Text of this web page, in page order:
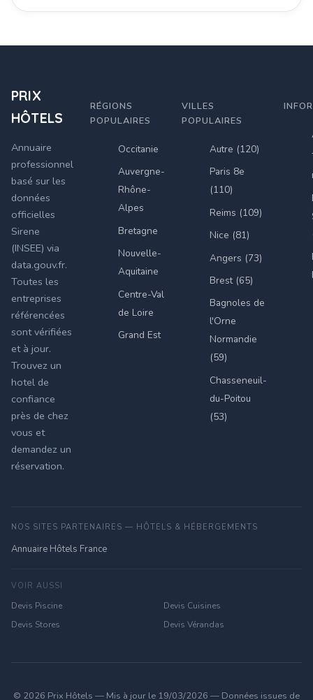
PRIX
HÔTELS
Annuaire
professionnel
basé sur les
données
officielles
Sirene
(INSEE) via
data.gouv.fr.
Toutes les
entreprises
référencées
sont vérifiées
et à jour.
Trouvez un
hotel de
confiance
près de chez
vous et
demandez un
réservation.
RÉGIONS
POPULAIRES
Occitanie
Auvergne-
Rhône-
Alpes
Bretagne
Nouvelle-
Aquitaine
Centre-Val
de Loire
Grand Est
VILLES
POPULAIRES
Autre (120)
Paris 8e
(110)
Reims (109)
Nice (81)
Angers (73)
Brest (65)
Bagnoles de
l'Orne
Normandie
(59)
Chasseneuil-
du-Poitou
(53)
NOS SITES PARTENAIRES — HÔTELS & HÉBERGEMENTS
Annuaire Hôtels France
VOIR AUSSI
Devis Piscine
Devis Cuisines
Devis Stores
Devis Vérandas
© 2026 Prix Hôtels — Mis à jour le 19/03/2026 — Données issues de